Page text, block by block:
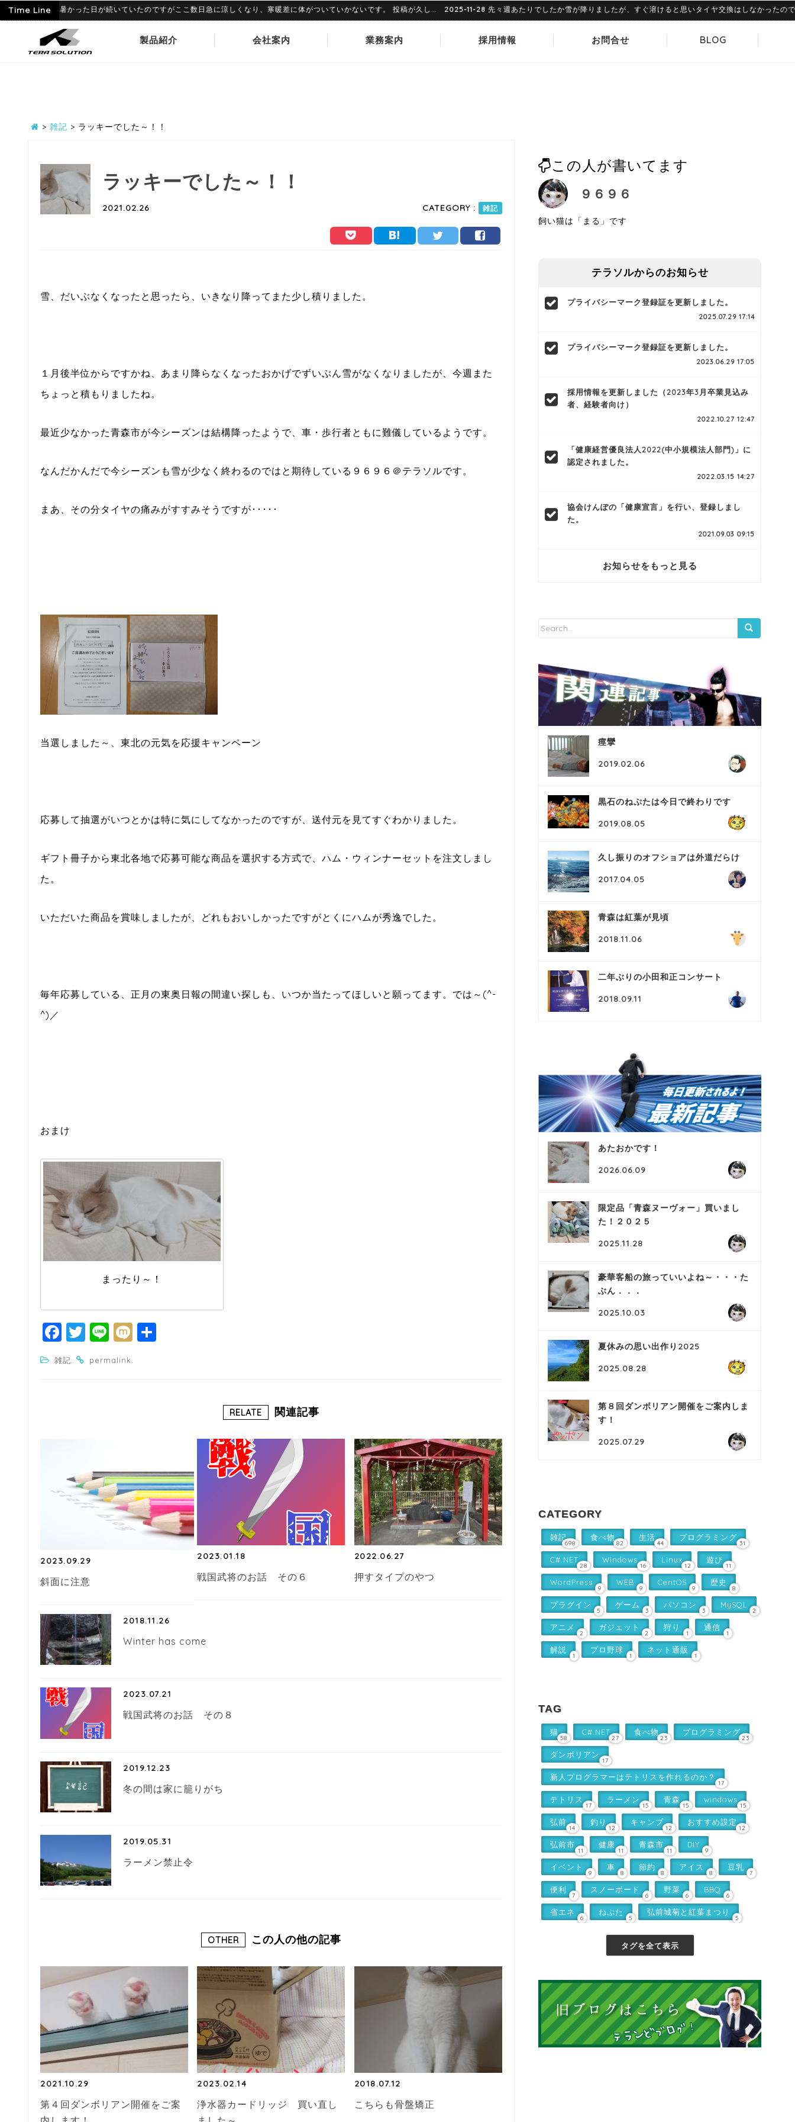
Time Line
6月に入って暑かった日が続いていたのですがここ数日急に涼しくなり、寒暖差に体がついていかないです。 投稿が久し... 2025-11-28 先々週あたりでしたか雪が降りましたが、すぐ溶けると思いタイヤ交換はしなかったのです
製品紹介 会社案内 業務案内 採用情報 お問合せ BLOG
> 雑記 > ラッキーでした～！！
ラッキーでした～！！
2021.02.26 CATEGORY : 雑記
雪、だいぶなくなったと思ったら、いきなり降ってまた少し積りました。
１月後半位からですかね、あまり降らなくなったおかげでずいぶん雪がなくなりましたが、今週また
ちょっと積もりましたね。
最近少なかった青森市が今シーズンは結構降ったようで、車・歩行者ともに難儀しているようです。
なんだかんだで今シーズンも雪が少なく終わるのではと期待している９６９６＠テラソルです。
まあ、その分タイヤの痛みがすすみそうですが･････
当選しました～、東北の元気を応援キャンペーン
応募して抽選がいつとかは特に気にしてなかったのですが、送付元を見てすぐわかりました。
ギフト冊子から東北各地で応募可能な商品を選択する方式で、ハム・ウィンナーセットを注文しまし
た。
いただいた商品を賞味しましたが、どれもおいしかったですがとくにハムが秀逸でした。
毎年応募している、正月の東奥日報の間違い探しも、いつか当たってほしいと願ってます。では～(^-
^)／
おまけ
まったり～！
F
a
c
T
itt
Li
n
e
M
雑記. permalink.
RELATE 関連記事
2023.09.29
斜面に注意
2023.01.18
戦国武将のお話 その６
2022.06.27
押すタイプのやつ
2018.11.26
Winter has come
2023.07.21
戦国武将のお話 その８
2019.12.23
冬の間は家に籠りがち
2019.05.31
ラーメン禁止令
OTHER この人の他の記事
2021.10.29
第４回ダンボリアン開催をご案
2023.02.14
浄水器カードリッジ 買い直し
2018.07.12
こちらも骨盤矯正
この人が書いてます
９６９６
飼い猫は「まる」です
テラソルからのお知らせ
プライバシーマーク登録証を更新しました。
2025.07.29 17:14
プライバシーマーク登録証を更新しました。
2023.06.29 17:05
採用情報を更新しました（2023年3月卒業見込み
者、経験者向け）
2022.10.27 12:47
「健康経営優良法人2022(中小規模法人部門)」に
認定されました。
2022.03.15 14:27
協会けんぽの「健康宣言」を行い、登録しまし
た。
2021.09.03 09:15
お知らせをもっと見る
痙攣
2019.02.06
黒石のねぷたは今日で終わりです
2019.08.05
久し振りのオフショアは外道だらけ
2017.04.05
青森は紅葉が見頃
2018.11.06
二年ぶりの小田和正コンサート
2018.09.11
あたおかです！
2026.06.09
限定品「青森ヌーヴォー」買いまし
た！２０２５
2025.11.28
豪華客船の旅っていいよね～・・・た
ぶん．．．
2025.10.03
夏休みの思い出作り2025
2025.08.28
第８回ダンボリアン開催をご案内しま
す！
2025.07.29
CATEGORY
雑記
698
食べ物
82
生活
44
プログラミング
31
C#.NET
28
Windows
16
Linux
12
遊び
11
WordPress
9
WEB
9
CentOS
9
歴史
8
プラグイン
5
ゲーム
3
パソコン
3
MySQL
2
アニメ
2
ガジェット
2
狩り
1
通信
1
解説
1
プロ野球
1
ネット通販
1
TAG
猫
58
C#.NET
27
食べ物
23
プログラミング
23
ダンボリアン
17
新人プログラマーはテトリスを作れるのか？
17
テトリス
17
ラーメン
15
青森
15
windows
15
弘前
14
釣り
12
キャンプ
12
おすすめ設定
12
弘前市
11
健康
11
青森市
11
DIY
9
イベント
9
車
8
節約
8
アイス
8
豆乳
7
便利
7
スノーボード
6
野菜
6
BBQ
6
省エネ
6
ねぷた
5
弘前城菊と紅葉まつり
5
タグを全て表示